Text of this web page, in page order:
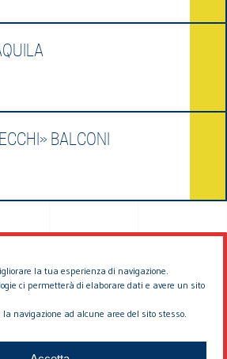
la tua esperienza di navigazione.
ci permetterà di elaborare dati e avere un sito
navigazione ad alcune aree del sito stesso.
BALCONI
2026 EDDYBURG